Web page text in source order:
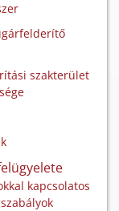
szakterület
kapcsolatos